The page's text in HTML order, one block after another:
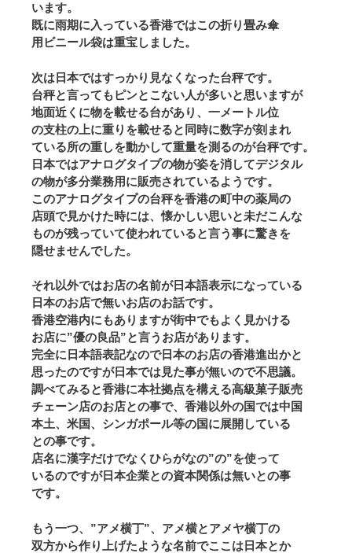
います。
既に雨期に入っている香港ではこの折り畳み傘
用ビニール袋は重宝しました。
次は日本ではすっかり見なくなった台秤です。
台秤と言ってもピンとこない人が多いと思いますが
地面近くに物を載せる台があり、一メートル位
の支柱の上に重りを載せると同時に数字が刻まれ
ている所の重しを動かして重量を測るのが台秤です。
日本ではアナログタイプの物が姿を消してデジタル
の物が多分業務用に販売されているようです。
このアナログタイプの台秤を香港の町中の薬局の
店頭で見かけた時には、懐かしい思いと未だこんな
ものが残っていて使われていると言う事に驚きを
隠せませんでした。
それ以外ではお店の名前が日本語表示になっている
日本のお店で無いお店のお話です。
香港空港内にもありますが街中でもよく見かける
お店に”優の良品”と言うお店があります。
完全に日本語表記なので日本のお店の香港進出かと
思ったのですが日本では見た事が無いので不思議。
調べてみると香港に本社拠点を構える高級菓子販売
チェーン店のお店との事で、香港以外の国では中国
本土、米国、シンガポール等の国に展開している
との事です。
店名に漢字だけでなくひらがなの”の”を使って
いるのですが日本企業との資本関係は無いとの事
です。
もう一つ、”アメ横丁”、アメ横とアメヤ横丁の
双方から作り上げたような名前でここは日本とか